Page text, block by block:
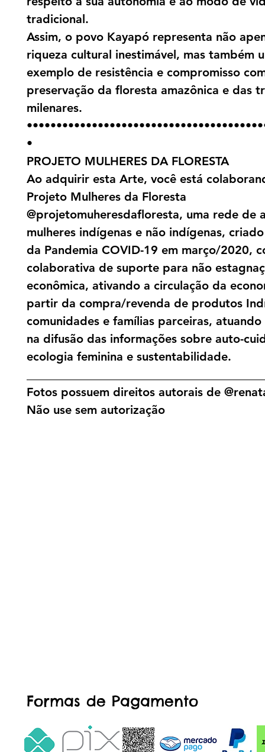
tradicional.
Assim, o povo Kayapó representa não
riqueza cultural inestimável, mas também
exemplo de resistência e compromisso
preservação da floresta amazônica e das
milenares.
•
PROJETO MULHERES DA FLORESTA
Ao adquirir esta Arte, você está
Projeto Mulheres da Floresta
@projetomuheresdafloresta, uma rede de
mulheres indígenas e não indígenas,
da Pandemia COVID-19 em março/2020,
colaborativa de suporte para não
econômica, ativando a circulação da
partir da compra/revenda de produtos
comunidades e famílias parceiras,
na difusão das informações sobre auto-
ecologia feminina e sustentabilidade.
Fotos possuem direitos autorais de
Não use sem autorização
Formas de Pagamento